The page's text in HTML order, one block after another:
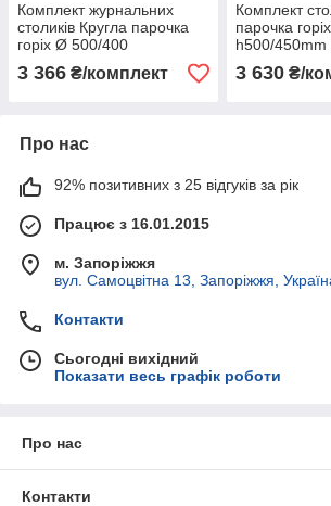
Комплект журнальних
столиків Кругла парочка
горіх Ø 500/400
h450/400mm Kompred
OL272/2
3 366 ₴/комплект
Комплект
парочка
h500/450mm
OL272/3
3 630₴/
Про нас
92% позитивних з 25 відгуків за рік
Працює з 16.01.2015
м. Запоріжжя
вул. Самоцвітна 13, Запоріжжя,
Контакти
Сьогодні вихідний
Показати весь графік роботи
Про нас
Контакти